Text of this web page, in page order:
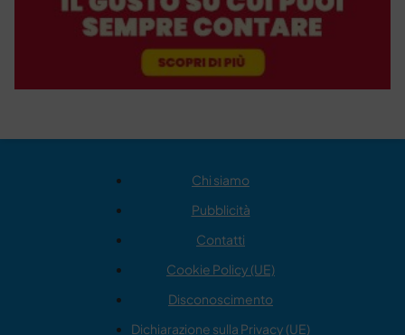
Chi siamo
Pubblicità
Contatti
Cookie Policy (UE)
Disconoscimento
Dichiarazione sulla Privacy (UE)